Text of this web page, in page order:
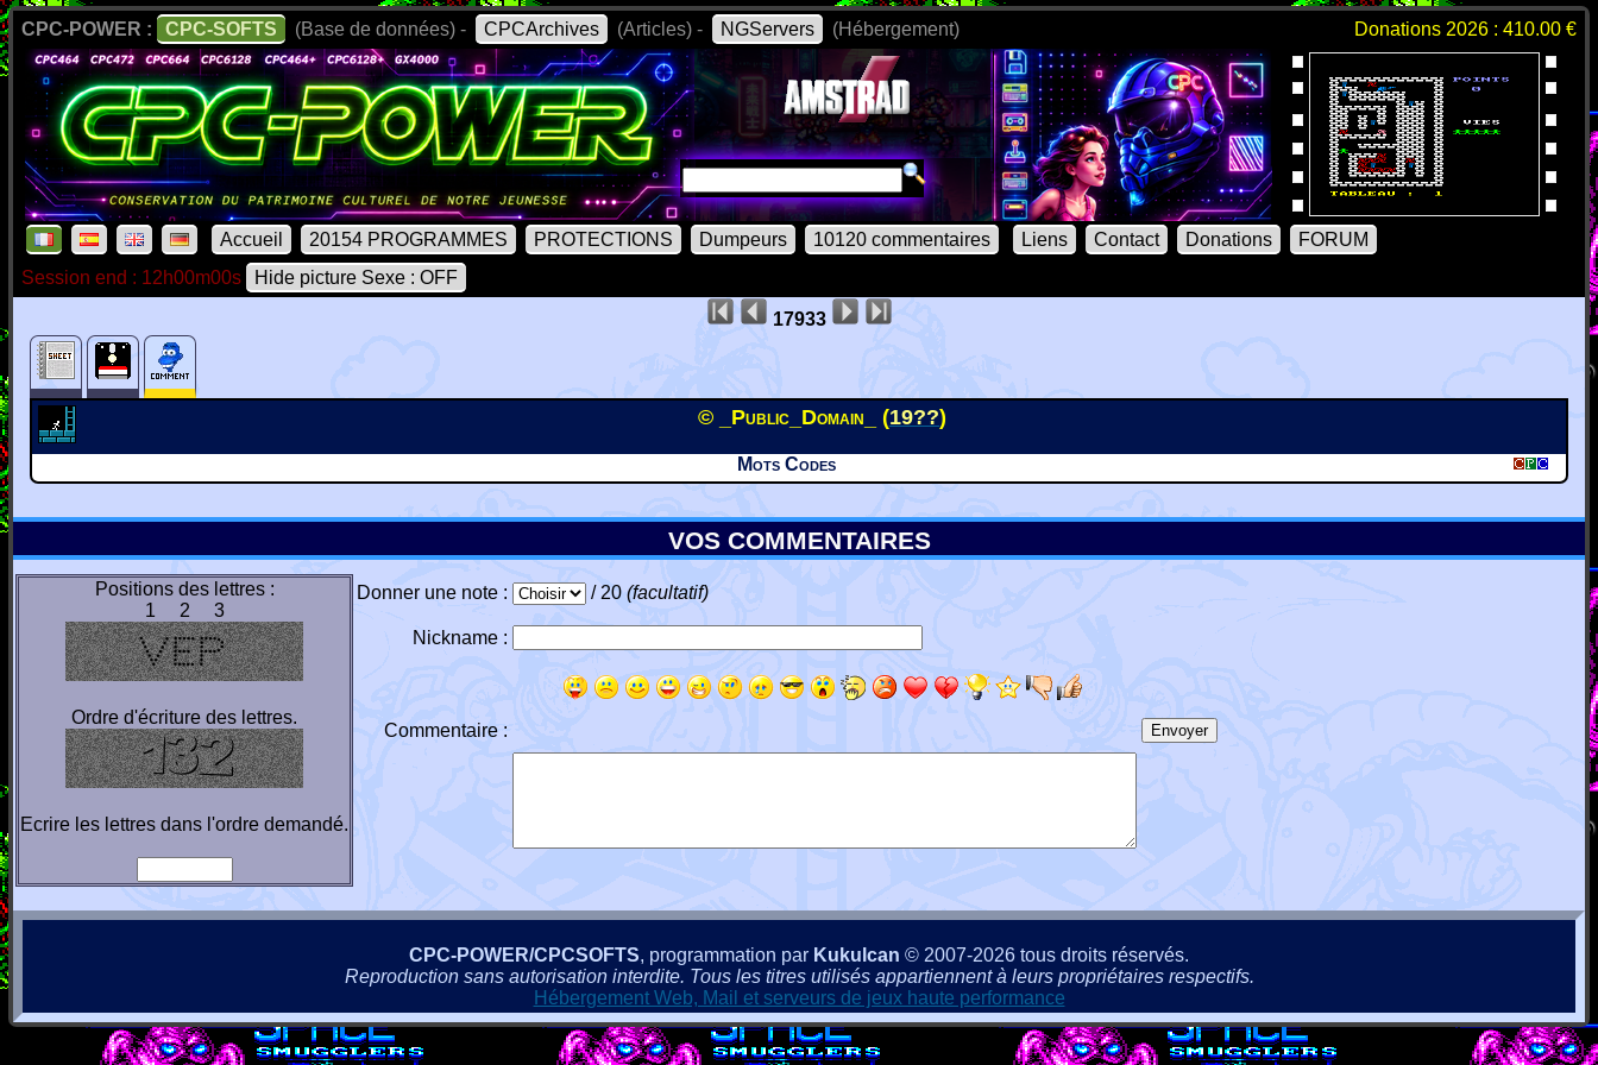
CPC-POWER : CPC-SOFTS (Base de données) - CPCArchives (Articles) - NGServers (Hébergement) Donations 2026 : 410.00 €
Accueil 20154 PROGRAMMES PROTECTIONS Dumpeurs 10120 commentaires Liens Contact Donations
FORUM
Session end : 12h00m00s
Hide picture Sexe : OFF
17933
© _Public_Domain_ (19??)
Mots Codes
VOS COMMENTAIRES
Positions des lettres :
1 2 3
Ordre d'écriture des lettres.
Ecrire les lettres dans l'ordre demandé.
Donner une note : / 20 (facultatif)
Nickname :
Commentaire :
CPC-POWER/CPCSOFTS, programmation par Kukulcan © 2007-2026 tous droits réservés.
Reproduction sans autorisation interdite. Tous les titres utilisés appartiennent à leurs propriétaires respectifs.
Hébergement Web, Mail et serveurs de jeux haute performance